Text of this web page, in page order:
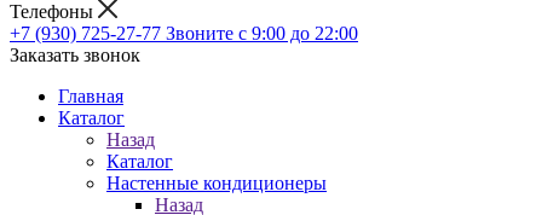
Телефоны
+7 (930) 725-27-77 Звоните с 9:00 до 22:00
Заказать звонок
Главная
Каталог
Назад
Каталог
Настенные кондиционеры
Назад